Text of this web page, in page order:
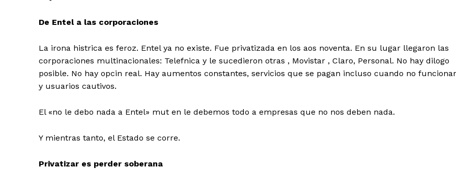
De Entel a las corporaciones
La irona histrica es feroz. Entel ya no existe. Fue privatizada en los aos noventa. En su lugar llegaron las
corporaciones multinacionales: Telefnica y le sucedieron otras , Movistar , Claro, Personal. No hay dilogo
posible. No hay opcin real. Hay aumentos constantes, servicios que se pagan incluso cuando no
y usuarios cautivos.
El «no le debo nada a Entel» mut en le debemos todo a empresas que no nos deben nada.
Y mientras tanto, el Estado se corre.
Privatizar es perder soberana